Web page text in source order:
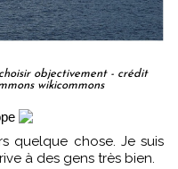
objectivement - crédit
wikicommons
à des gens très bien.